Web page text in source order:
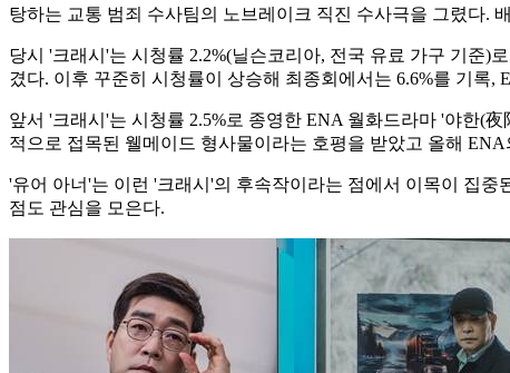
탕하는 교통 범죄 수사팀의 노브레이크 직진 수사극을 그렸다.
당시 '크래시'는 시청률 2.2%(닐슨코리아, 전국 유료 가구 기준)
겼다. 이후 꾸준히 시청률이 상승해 최종회에서는 6.6%를 기록,
앞서 '크래시'는 시청률 2.5%로 종영한 ENA 월화드라마 '야한(
적으로 접목된 웰메이드 형사물이라는 호평을 받았고 올해
'유어 아너'는 이런 '크래시'의 후속작이라는 점에서 이목이 집
점도 관심을 모은다.